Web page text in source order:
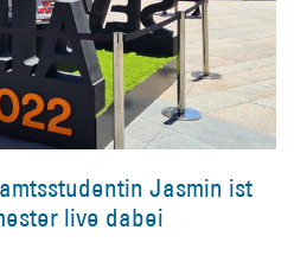
Jasmin ist
live dabei